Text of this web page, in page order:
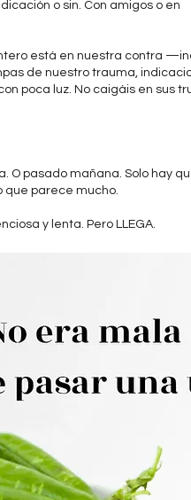
o sin. Con amigos o en
está en nuestra contra
de nuestro trauma,
poca luz. No caigáis en sus
O pasado mañana. Solo hay
que parece mucho.
y lenta. Pero LLEGA.